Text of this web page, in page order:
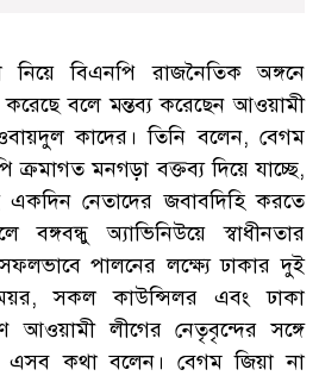
নিয়ে বিএনপি রাজনৈতিক অঙ্গনে
করেছে বলে মন্তব্য করেছেন আওয়ামী
কাদের। তিনি বলেন, বেগম
ক্রমাগত মনগড়া বক্তব্য দিয়ে যাচ্ছে,
নেতাদের জবাবদিহি করতে
অ্যাভিনিউয়ে স্বাধীনতার
পালনের লক্ষ্যে ঢাকার দুই
সকল কাউন্সিলর এবং ঢাকা
আওয়ামী লীগের নেতৃবৃন্দের সঙ্গে
এসব কথা বলেন। বেগম জিয়া না